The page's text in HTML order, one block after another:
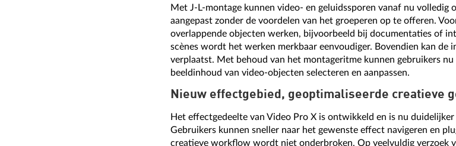
Met J-L-montage kunnen video- en geluidssporen vanaf nu volledig
aangepast zonder de voordelen van het groeperen op te offeren.
overlappende objecten werken, bijvoorbeeld bij documentaties of
scènes wordt het werken merkbaar eenvoudiger. Bovendien kan de
verplaatst. Met behoud van het montageritme kunnen gebruikers
beeldinhoud van video-objecten selecteren en aanpassen.
Nieuw effectgebied, geoptimaliseerde creatieve
Het effectgedeelte van Video Pro X is ontwikkeld en is nu
Gebruikers kunnen sneller naar het gewenste effect navigeren en
creatieve workflow wordt niet onderbroken. Op veelvuldig verzoek